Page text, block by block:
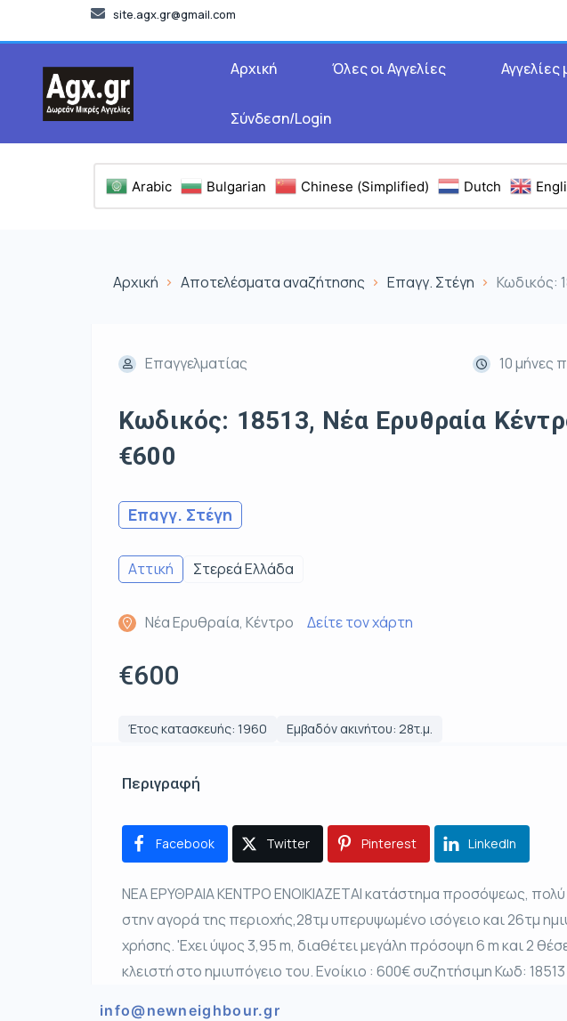
site.agx.gr@gmail.com
Αρχική Όλες οι Αγγελίες
Σύνδεση/Login
Arabic Bulgarian Chinese (Simplified) Dutch
Αρχική Αποτελέσματα αναζήτησης Επαγγ. Στέγη Κωδικός:
Επαγγελματίας 10 μήνες
Κωδικός: 18513, Νέα Ερυθραία
€600
Επαγγ. Στέγη
Αττική Στερεά Ελλάδα
Νέα Ερυθραία, Κέντρο Δείτε τον χάρτη
€600
Έτος κατασκευής: 1960 Εμβαδόν ακινήτου: 28τ.μ.
Περιγραφή
Facebook Twitter Pinterest LinkedIn
ΝΕΑ ΕΡΥΘΡΑΙΑ ΚΕΝΤΡΟ ΕΝΟΙΚΙΑΖΕΤΑΙ κατάστημα προσόψεως, πολύ
στην αγορά της περιοχής,28τμ υπερυψωμένο ισόγειο και 26τμ
χρήσης. 'Εχει ύψος 3,95 m, διαθέτει μεγάλη πρόσοψη 6 m και 2
κλειστή στο ημιυπόγειο του. Ενοίκιο : 600€ συζητήσιμη Κωδ: 18513
info@newneighbour.gr